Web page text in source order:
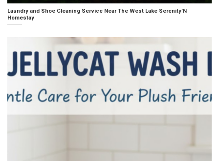
Laundry and Shoe Cleaning Service Near The West Lake Serenity’N
Homestay